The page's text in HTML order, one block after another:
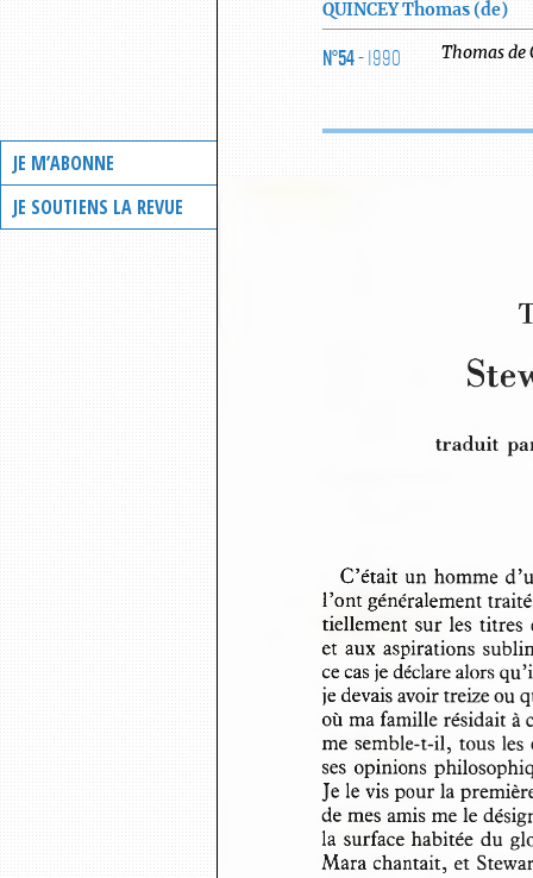
JE M’ABONNE
JE SOUTIENS LA REVUE
QUINCEY Thomas (de)
N°54- 1990 Thomas de
traduit
C’était  un homme  d
l’ont généralement
tiellement  sur les  titres
et  aux  aspirations
ce cas je déclare alors
je devais avoir treize
où ma famille résidait
me  semble-t-il,  tous
ses  opinions
Je le vis pour la
de mes amis me le
la  surface habitée  du
Mara chantait,  et